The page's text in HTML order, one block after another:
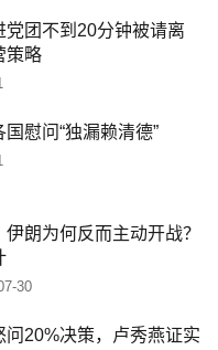
党团不到20分钟被请离
策略
慰问“独漏赖清德”
朗为何反而主动开战？
30
问20%决策，卢秀燕证实